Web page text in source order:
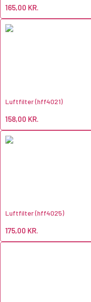
165,00 KR.
Luftfilter (hff4021)
158,00 KR.
Luftfilter (hff4025)
175,00 KR.